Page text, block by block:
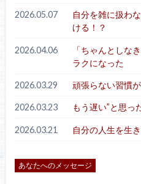
2026.05.07
自分を雑に扱わ
ける！？
2026.04.06
「ちゃんとしな
ラクになった
2026.03.29 頑張らない習慣
2026.03.23 もう遅い”と思っ
2026.03.21 自分の人生を生
あなたへのメッセージ